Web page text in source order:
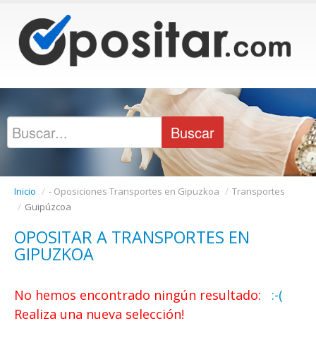
Inicio / - Oposiciones Transportes en Gipuzkoa / Transportes
/ Guipúzcoa
OPOSITAR A TRANSPORTES EN
GIPUZKOA
No hemos encontrado ningún resultado: :-(
Realiza una nueva selección!